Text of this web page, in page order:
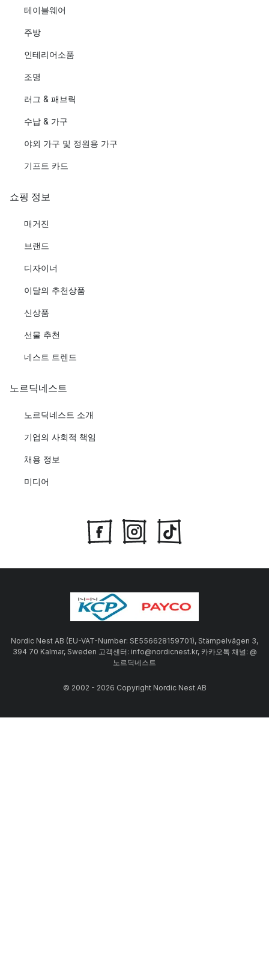
테이블웨어
주방
인테리어소품
조명
러그 & 패브릭
수납 & 가구
야외 가구 및 정원용 가구
기프트 카드
쇼핑 정보
매거진
브랜드
디자이너
이달의 추천상품
신상품
선물 추천
네스트 트렌드
노르딕네스트
노르딕네스트 소개
기업의 사회적 책임
채용 정보
미디어
Nordic Nest AB (EU-VAT-Number: SE556628159701), Stämpelvägen 3,
394 70 Kalmar, Sweden 고객센터: info@nordicnest.kr, 카카오톡 채널: @
노르딕네스트
© 2002 - 2026 Copyright Nordic Nest AB